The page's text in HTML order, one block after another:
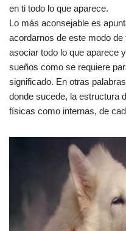
en ti todo lo que aparece.
Lo más aconsejable es
acordarnos de este modo
asociar todo lo que aparece
sueños como se requiere
significado. En otras
donde sucede, la estructura
físicas como internas, de